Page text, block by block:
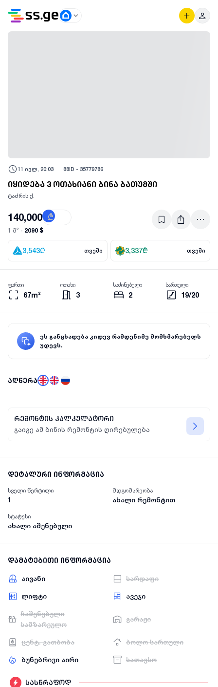
11 ივლ, 20:03 88ID - 35779786
იყიდება 3 ოთახიანი ბინა ბათუმში
ტაძრის ქ.
140,000 ₾
1 მ² - 2090 $
3,543₾ თვეში 3,337₾ თვეში
67m²
ფართი
3
ოთახი
2
საძინებელი
19/20
სართული
ეს განცხადება კიდევ რამდენიმე მომხმარებელს
უდევს.
აღწერა
რემონტის კალკულატორი
გაიგე ამ ბინის რემონტის ღირებულება
დეტალური ინფორმაცია
სველი წერტილი
1
მდგომარეობა
ახალი რემონტით
სტატუსი
ახალი აშენებული
დამატებითი ინფორმაცია
აივანი სარდაფი
ლიფტი ავეჯი
ჩაშენებული
სამზარეულო
გარაჟი
ცენტ. გათბობა ბოლო სართული
ბუნებრივი აირი სათავსო
სასწრაფოდ